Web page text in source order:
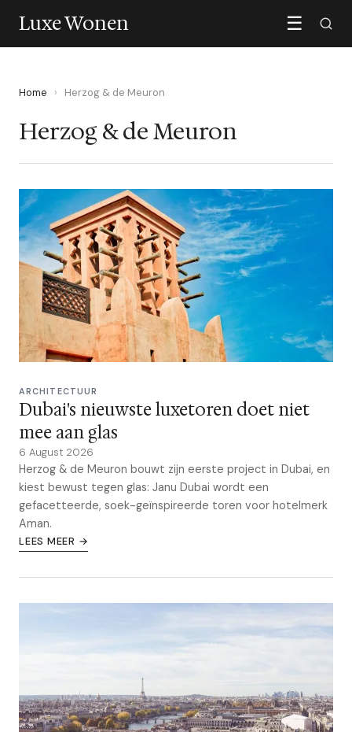
Luxe Wonen ☰
Home › Herzog & de Meuron
Herzog & de Meuron
ARCHITECTUUR
Dubai's nieuwste luxetoren doet niet
mee aan glas
6 August 2026
Herzog & de Meuron bouwt zijn eerste project in Dubai, en
kiest bewust tegen glas: Janu Dubai wordt een
gefacetteerde, soek-geïnspireerde toren voor hotelmerk
Aman.
LEES MEER →